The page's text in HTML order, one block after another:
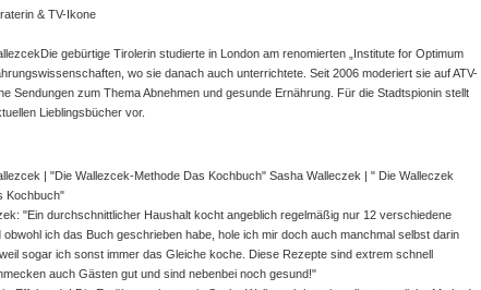
& TV-Ikone
Die gebürtige Tirolerin studierte in London am renomierten „Institute for Optimum
wo sie danach auch unterrichtete. Seit 2006 moderiert sie auf ATV-
Sendungen zum Thema Abnehmen und gesunde Ernährung. Für die Stadtspionin stellt
Lieblingsbücher vor.
Sasha Walleczek
" Die Walleczek
Kochbuch"
"Ein durchschnittlicher Haushalt kocht angeblich regelmäßig nur 12 verschiedene
obwohl ich das Buch geschrieben habe, hole ich mir doch auch manchmal selbst darin
sogar ich sonst immer das Gleiche koche. Diese Rezepte sind extrem schnell
auch Gästen gut und sind nebenbei noch gesund!"